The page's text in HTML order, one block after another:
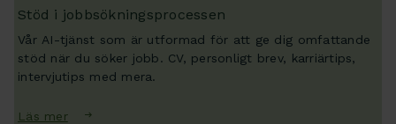
Stöd i jobbsökningsprocessen
Vår AI-tjänst som är utformad för att ge dig omfattande
stöd när du söker jobb. CV, personligt brev, karriärtips,
intervjutips med mera.
Läs mer